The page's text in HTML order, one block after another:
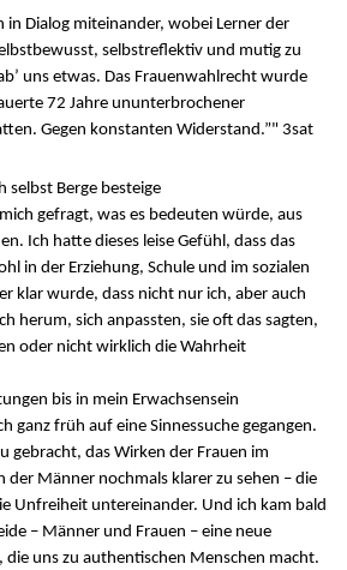
in Dialog miteinander, wobei Lerner der
selbstreflektiv und mutig zu
uns etwas. Das Frauenwahlrecht wurde
72 Jahre ununterbrochener
Gegen konstanten Widerstand.”" 3sat
selbst Berge besteige
gefragt, was es bedeuten würde, aus
Ich hatte dieses leise Gefühl, dass das
in der Erziehung, Schule und im sozialen
klar wurde, dass nicht nur ich, aber auch
herum, sich anpassten, sie oft das sagten,
oder nicht wirklich die Wahrheit
bis in mein Erwachsensein
ganz früh auf eine Sinnessuche gegangen.
gebracht, das Wirken der Frauen im
der Männer nochmals klarer zu sehen – die
Unfreiheit untereinander. Und ich kam bald
– Männer und Frauen – eine neue
die uns zu authentischen Menschen macht.